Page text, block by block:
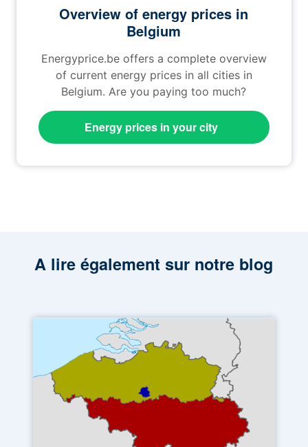
Overview of energy prices in
Belgium
Energyprice.be offers a complete overview
of current energy prices in all cities in
Belgium. Are you paying too much?
Energy prices in your city
A lire également sur notre blog